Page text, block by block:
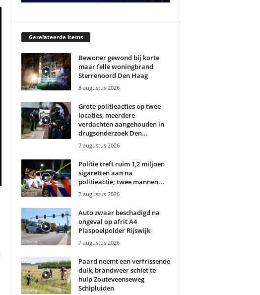
Gerelateerde items
Bewoner gewond bij korte
maar felle woningbrand
Sterrenoord Den Haag
8 augustus 2026
Grote politieacties op twee
locaties, meerdere
verdachten aangehouden in
drugsonderzoek Den...
7 augustus 2026
Politie treft ruim 1,2 miljoen
sigaretten aan na
politieactie; twee mannen...
7 augustus 2026
Auto zwaar beschadigd na
ongeval op afrit A4
Plaspoelpolder Rijswijk
7 augustus 2026
Paard neemt een verfrissende
duik, brandweer schiet te
hulp Zouteveenseweg
Schipluiden